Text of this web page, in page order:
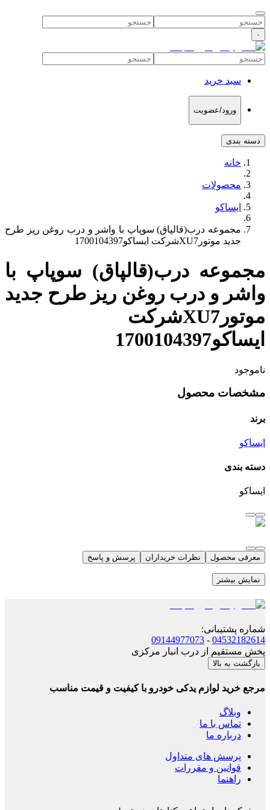
۰
سبد خرید
ورود/عضویت
دسته بندی
خانه
محصولات
ایساکو
مجموعه درب(قالپاق) سوپاپ با واشر و درب روغن ریز طرح
جدید موتورXU7شرکت ایساکو1700104397
مجموعه درب(قالپاق) سوپاپ با
واشر و درب روغن ریز طرح جدید
موتورXU7شرکت
ایساکو1700104397
ناموجود
مشخصات محصول
برند
ایساکو
دسته بندی
ایساکو
معرفی محصول نظرات خریداران پرسش و پاسخ
نمایش بیشتر
شماره پشتیبانی:
04532182614
-
09144977073
پخش مستقیم از درب انبار مرکزی
بازگشت به بالا
مرجع خرید لوازم یدکی خودرو با کیفیت و قیمت مناسب
وبلاگ
تماس با ما
درباره ما
پرسش های متداول
قوانین و مقررات
راهنما